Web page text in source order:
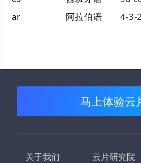
ar
阿拉伯语
马上体验云
关于我们 云片研究院